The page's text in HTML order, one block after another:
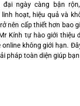
đại ngày càng bận
hoạt, hiệu quả và
nên cấp thiết hơn bao
Kính tự hào giới thiệu
online không giới hạn.
pháp toàn diện giúp